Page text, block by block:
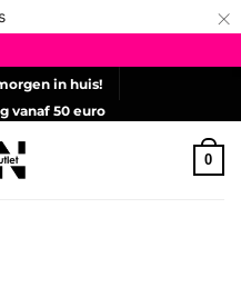
×
in huis!
vanaf 50 euro
0